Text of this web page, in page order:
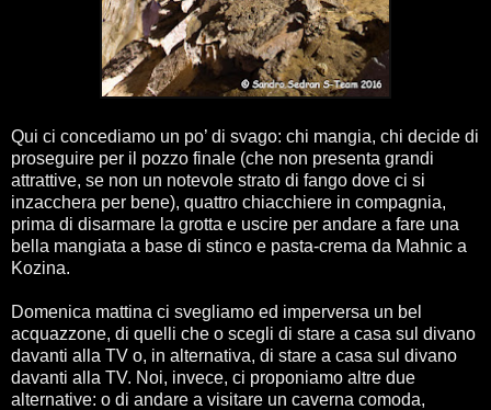
Qui ci concediamo un po’ di svago: chi mangia, chi decide di
proseguire per il pozzo finale (che non presenta grandi
attrattive, se non un notevole strato di fango dove ci si
inzacchera per bene), quattro chiacchiere in compagnia,
prima di disarmare la grotta e uscire per andare a fare una
bella mangiata a base di stinco e pasta-crema da Mahnic a
Kozina.
Domenica mattina ci svegliamo ed imperversa un bel
acquazzone, di quelli che o scegli di stare a casa sul divano
davanti alla TV o, in alternativa, di stare a casa sul divano
davanti alla TV. Noi, invece, ci proponiamo altre due
alternative: o di andare a visitare un caverna comoda,